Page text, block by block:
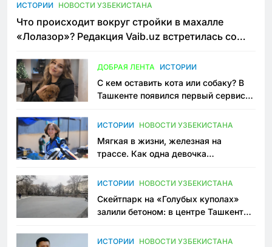
ИСТОРИИ НОВОСТИ УЗБЕКИСТАНА
Что происходит вокруг стройки в махалле
«Лолазор»? Редакция Vaib.uz встретилась со
ДОБРАЯ ЛЕНТА ИСТОРИИ
С кем оставить кота или собаку? В
Ташкенте появился первый сервис
ИСТОРИИ НОВОСТИ УЗБЕКИСТАНА
Мягкая в жизни, железная на
трассе. Как одна девочка
Узбекистане
ИСТОРИИ НОВОСТИ УЗБЕКИСТАНА
Скейтпарк на «Голубых куполах»
залили бетоном: в центре Ташкента
пространство
ИСТОРИИ НОВОСТИ УЗБЕКИСТАНА